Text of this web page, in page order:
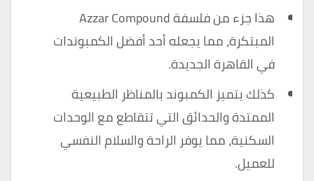
هذا جزء من فلسفة Azzar Compound
المبتكرة، مما يجعله أحد أفضل الكمبوندات
في القاهرة الجديدة.
كذلك يتميز الكمبوند بالمناظر الطبيعية
الممتدة والحدائق التي تتقاطع مع الوحدات
السكنية، مما يوفر الراحة والسلام النفسي
للعميل.